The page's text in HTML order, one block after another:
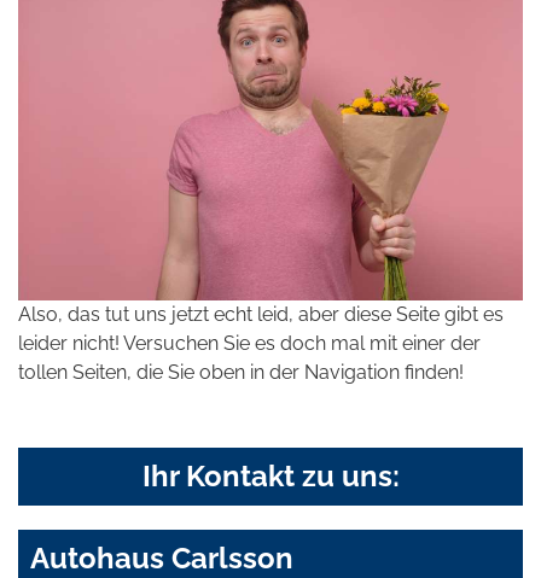
Also, das tut uns jetzt echt leid, aber diese Seite gibt es
leider nicht! Versuchen Sie es doch mal mit einer der
tollen Seiten, die Sie oben in der Navigation finden!
Ihr Kontakt zu uns:
Autohaus Carlsson